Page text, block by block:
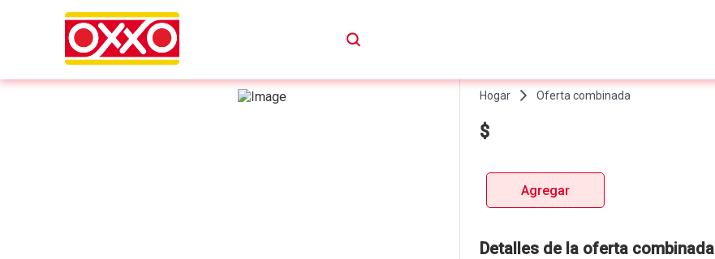
Hogar Oferta combinada
$
Agregar
Detalles de la oferta combinada